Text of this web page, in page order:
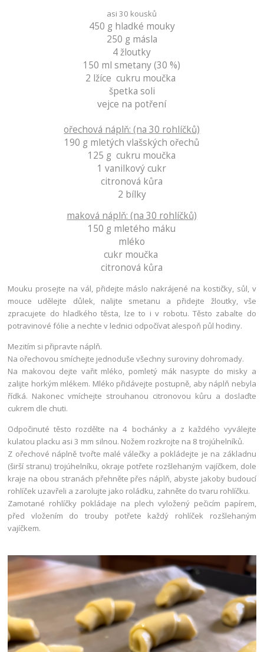
asi 30 kousků
450 g hladké mouky
250 g másla
4 žloutky
150 ml smetany (30 %)
2 lžíce cukru moučka
špetka soli
vejce na potření
ořechová náplň: (na 30 rohlíčků)
190 g mletých vlašských ořechů
125 g cukru moučka
1 vanilkový cukr
citronová kůra
2 bílky
maková náplň: (na 30 rohlíčků)
150 g mletého máku
mléko
cukr moučka
citronová kůra
Mouku prosejte na vál, přidejte máslo nakrájené na kostičky, sůl, v
mouce udělejte důlek, nalijte smetanu a přidejte žloutky, vše
zpracujete do hladkého těsta, lze to i v robotu. Těsto zabalte do
potravinové fólie a nechte v lednici odpočívat alespoň půl hodiny.
Mezitím si připravte náplň.
Na ořechovou smíchejte jednoduše všechny suroviny dohromady.
Na makovou dejte vařit mléko, pomletý mák nasypte do misky a
zalijte horkým mlékem. Mléko přidávejte postupně, aby náplň nebyla
řídká. Nakonec vmíchejte strouhanou citronovou kůru a doslaďte
cukrem dle chuti.
Odpočinuté těsto rozdělte na 4 bochánky a z každého vyválejte
kulatou placku asi 3 mm silnou. Nožem rozkrojte na 8 trojúhelníků.
Z ořechové náplně tvořte malé válečky a pokládejte je na základnu
(širší stranu) trojúhelníku, okraje potřete rozšlehaným vajíčkem, dole
kraje na obou stranách přehněte přes náplň, abyste jakoby budoucí
rohlíček uzavřeli a zarolujte jako roládku, zahněte do tvaru rohlíčku.
Zamotané rohlíčky pokládaje na plech vyložený pečicím papírem,
před vložením do trouby potřete každý rohlíček rozšlehaným
vajíčkem.